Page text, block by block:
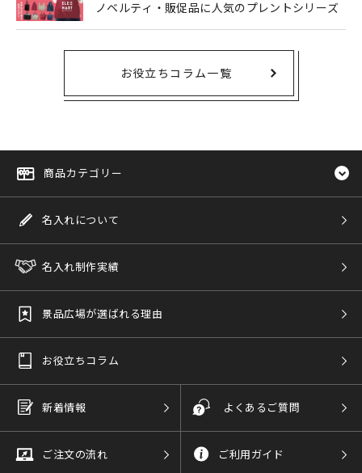
ノベルティ・販促品に人気のプレントシリーズ
お役立ちコラム一覧
商品カテゴリー
名入れについて
名入れ制作実績
景品広場が選ばれる理由
お役立ちコラム
新着情報 よくあるご質問
ご注文の流れ ご利用ガイド